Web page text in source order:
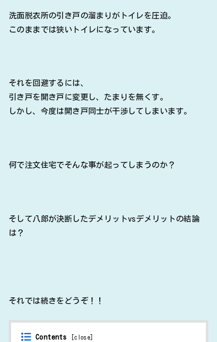
洗面脱衣所の引き戸の溜まりがトイレを圧迫。
このままでは狭いトイレになっています。
それを回避するには、
引き戸を開き戸に変更し、たまりを無くす。
しかし、今度は開き戸同士が干渉してしまいます。
何で注文住宅でそんな事が起ってしまうのか？
そして八郎が決断したデメリットvsデメリットの結論
は？
それでは続きをどうぞ！！
Contents close